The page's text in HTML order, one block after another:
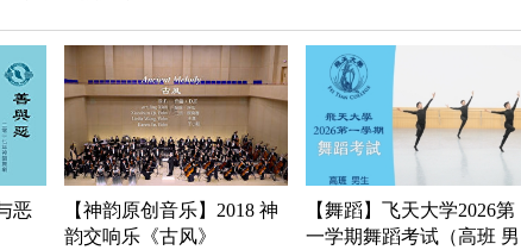
恶
【神韵原创音乐】2018 神
韵交响乐《古风》
【舞蹈】飞天大学2026第
一学期舞蹈考试（高班 男